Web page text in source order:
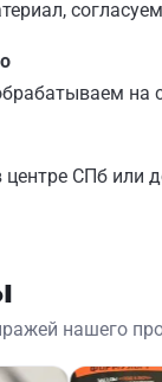
на
СПб или
нашего